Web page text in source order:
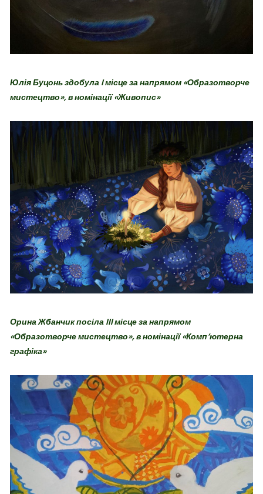
Юлія Буцонь здобула I місце за напрямом «Образотворче
мистецтво», в номінації «Живопис»
Орина Жбанчик посіла III місце за напрямом
«Образотворче мистецтво», в номінації «Комп’ютерна
графіка»